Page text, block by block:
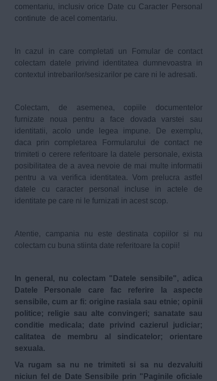
comentariu, inclusiv orice Date cu Caracter Personal
continute de acel comentariu.
In cazul in care completati un Fomular de contact
colectam datele privind identitatea dumnevoastra in
contextul intrebarilor/sesizarilor pe care ni le adresati.
Colectam, de asemenea, copiile documentelor
furnizate noua pentru a face dovada varstei sau
identitatii, acolo unde legea impune. De exemplu,
daca prin completarea Formularului de contact ne
trimiteti o cerere referitoare la datele personale, exista
posibilitatea de a avea nevoie de mai multe informatii
pentru a va verifica identitatea. Vom prelucra astfel
datele cu caracter personal incluse in actele de
identitate pe care ni le furnizati in acest scop.
Atentie, campania nu este destinata copiilor si nu
colectam cu buna stiinta date referitoare la copii!
In general, nu colectam "Datele sensibile", adica
Datele Personale care fac referire la aspecte
sensibile, cum ar fi: origine rasiala sau etnie; opinii
politice; religie sau alte convingeri; sanatate sau
conditie medicala; date privind cazierul judiciar;
calitatea de membru al sindicatelor; orientare
sexuala.
Va rugam sa nu ne trimiteti si sa nu dezvaluiti
niciun fel de Date Sensibile prin "Paginile oficiale